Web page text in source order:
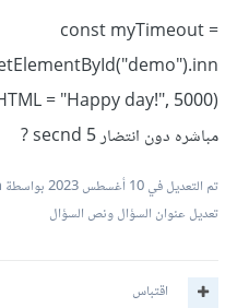
const myTimeout =
مباشره دون انتضار 5 secnd ?
تم التعديل في10 أغسطس 2023
بواسطة Mustafa Suleiman
تعديل عنوان السؤال ونص السؤال
اقتباس